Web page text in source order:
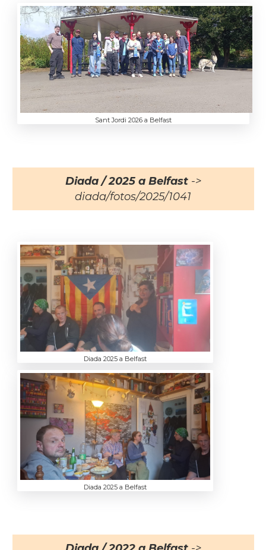
Sant Jordi 2026 a Belfast
Diada / 2025 a Belfast->
diada/fotos/2025/1041
Diada 2025 a Belfast
Diada 2025 a Belfast